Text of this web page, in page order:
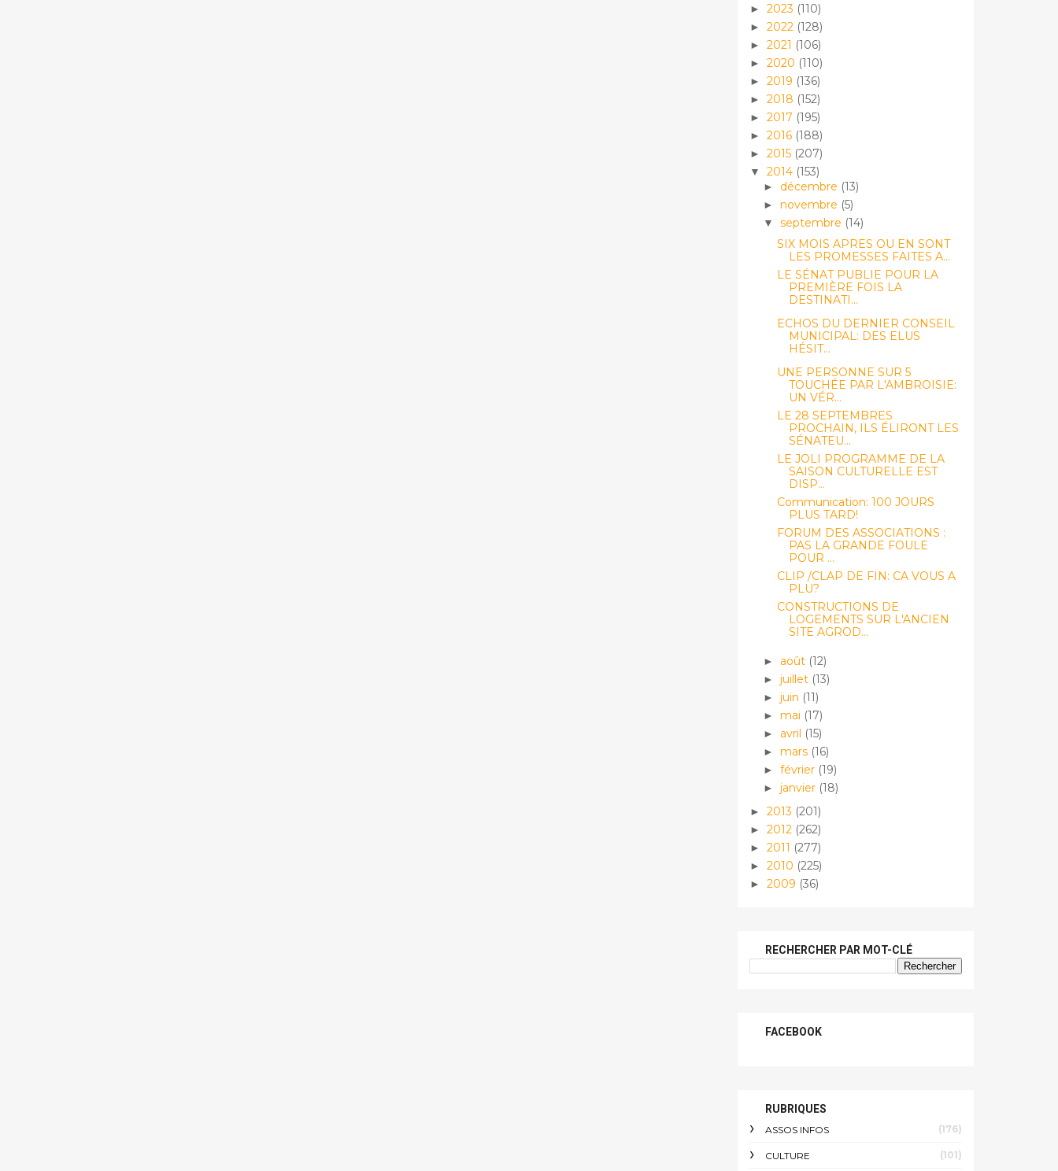
► 2023 (110)
► 2022 (128)
► 2021 (106)
► 2020 (110)
► 2019 (136)
► 2018 (152)
► 2017 (195)
► 2016 (188)
► 2015 (207)
▼ 2014 (153)
► décembre (13)
► novembre (5)
▼ septembre (14)
SIX MOIS APRES OU EN SONT
LES PROMESSES FAITES A...
LE SÉNAT PUBLIE POUR LA
PREMIÈRE FOIS LA
DESTINATI...
ECHOS DU DERNIER CONSEIL
MUNICIPAL: DES ELUS
HÉSIT...
UNE PERSONNE SUR 5
TOUCHÉE PAR L'AMBROISIE:
UN VÉR...
LE 28 SEPTEMBRES
PROCHAIN, ILS ÉLIRONT LES
SÉNATEU...
LE JOLI PROGRAMME DE LA
SAISON CULTURELLE EST
DISP...
Communication: 100 JOURS
PLUS TARD!
FORUM DES ASSOCIATIONS :
PAS LA GRANDE FOULE
POUR ...
CLIP /CLAP DE FIN: CA VOUS A
PLU?
CONSTRUCTIONS DE
LOGEMENTS SUR L'ANCIEN
SITE AGROD...
► août (12)
► juillet (13)
► juin (11)
► mai (17)
► avril (15)
► mars (16)
► février (19)
► janvier (18)
► 2013 (201)
► 2012 (262)
► 2011 (277)
► 2010 (225)
► 2009 (36)
RECHERCHER PAR MOT-CLÉ
FACEBOOK
RUBRIQUES
ASSOS INFOS (176)
CULTURE (101)